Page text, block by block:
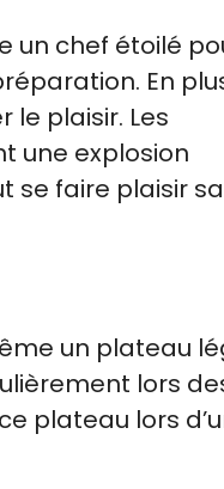
un chef étoilé
En
le plaisir. Les
une explosion
se faire plaisir
un plateau
lors
plateau lors